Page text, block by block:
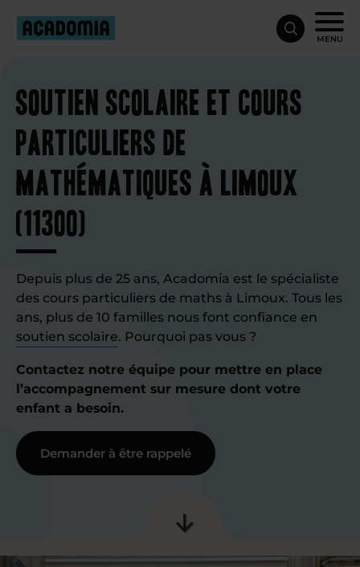
MENU
Soutien scolaire et cours
particuliers de
mathématiques à Limoux
(11300)
Depuis plus de 25 ans, Acadomia est le spécialiste
des cours particuliers de maths à Limoux. Tous les
ans, plus de 10 familles nous font confiance en
soutien scolaire. Pourquoi pas vous ?
Contactez notre équipe pour mettre en place
l’accompagnement sur mesure dont votre
enfant a besoin.
Demander à être rappelé